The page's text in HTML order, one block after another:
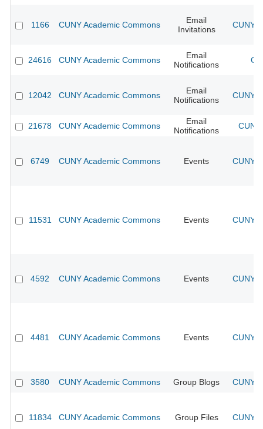
1166 CUNY Academic Commons
Email
Invitations
CUNY
24616 CUNY Academic Commons
Email
Notifications
12042 CUNY Academic Commons
Email
Notifications
CUNY
21678 CUNY Academic Commons
Email
Notifications
6749 CUNY Academic Commons Events CUNY
11531 CUNY Academic Commons Events CUNY
4592 CUNY Academic Commons Events CUNY
4481 CUNY Academic Commons Events CUNY
3580 CUNY Academic Commons Group Blogs CUNY
11834 CUNY Academic Commons Group Files CUNY